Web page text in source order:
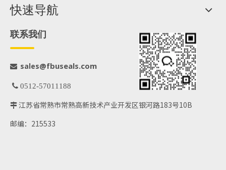
快速导航
联系我们
 sales@fbuseals.com
 0512-57011188
 江苏省常熟市常熟高新技术产业开发区银河路183号10B
邮编：215533